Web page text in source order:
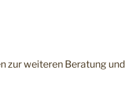
zur weiteren Beratung und